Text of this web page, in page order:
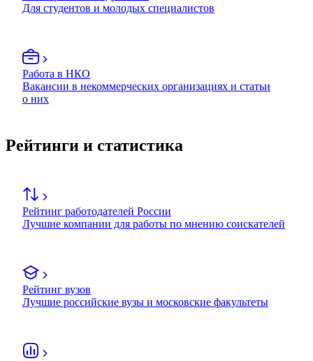
Для студентов и молодых специалистов
Работа в НКО
Вакансии в некоммерческих организациях и статьи
о них
Рейтинги и статистика
Рейтинг работодателей России
Лучшие компании для работы по мнению соискателей
Рейтинг вузов
Лучшие российские вузы и московские факультеты